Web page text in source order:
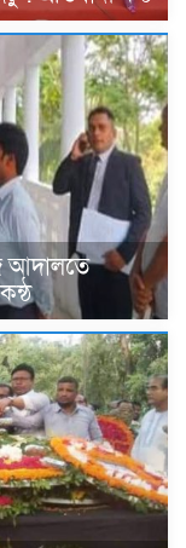
আদালতে